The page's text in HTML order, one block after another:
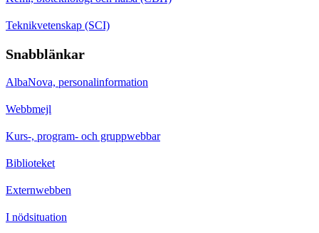
Teknikvetenskap (SCI)
Snabblänkar
AlbaNova, personalinformation
Webbmejl
Kurs-, program- och gruppwebbar
Biblioteket
Externwebben
I nödsituation